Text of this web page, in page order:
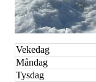
Vekedag
Måndag
Tysdag